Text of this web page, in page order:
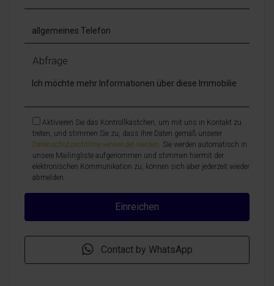
Abfrage
Aktivieren Sie das Kontrollkästchen, um mit uns in Kontakt zu
treten, und stimmen Sie zu, dass Ihre Daten gemäß unserer
Datenschutzrichtlinie verwendet werden. Sie werden automatisch in
unsere Mailingliste aufgenommen und stimmen hiermit der
elektronischen Kommunikation zu, können sich aber jederzeit wieder
abmelden.
Contact by WhatsApp